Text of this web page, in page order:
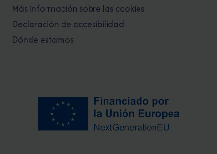
Más información sobre las cookies
Declaración de accesibilidad
Dónde estamos